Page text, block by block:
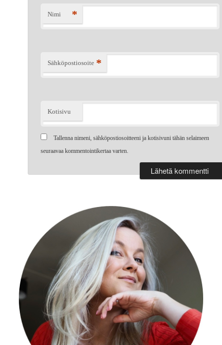
Nimi *
Sähköpostiosoite *
Kotisivu
Tallenna nimeni, sähköpostiosoitteeni ja kotisivuni tähän selaimeen
seuraavaa kommentointikertaa varten.